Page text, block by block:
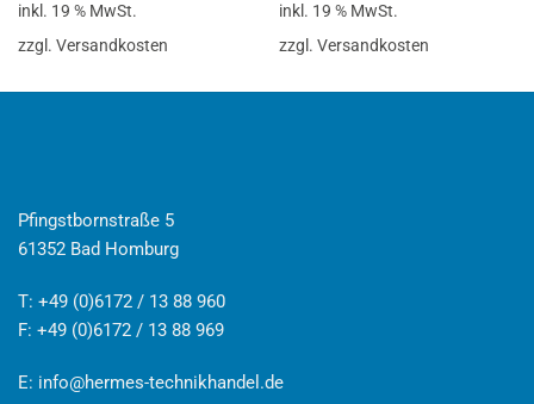
inkl. 19 % MwSt.
zzgl. Versandkosten
inkl. 19 % MwSt.
zzgl. Versandkosten
Pfingstbornstraße 5
61352 Bad Homburg
T: +49 (0)6172 / 13 88 960
F: +49 (0)6172 / 13 88 969
E: info@hermes-technikhandel.de